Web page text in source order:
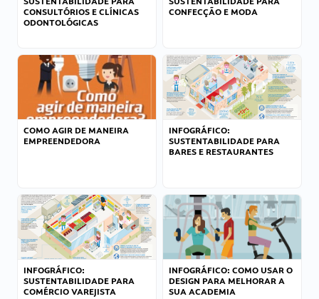
CONSULTÓRIOS E CLÍNICAS
ODONTOLÓGICAS
CONFECÇÃO E MODA
COMO AGIR DE MANEIRA
EMPREENDEDORA
INFOGRÁFICO:
SUSTENTABILIDADE PARA
BARES E RESTAURANTES
INFOGRÁFICO:
SUSTENTABILIDADE PARA
COMÉRCIO VAREJISTA
INFOGRÁFICO: COMO USAR O
DESIGN PARA MELHORAR A
SUA ACADEMIA